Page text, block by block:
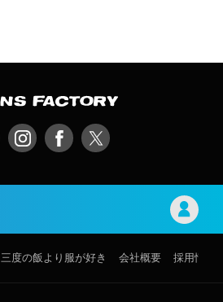
三度の飯より服が好き 会社概要 採用情報